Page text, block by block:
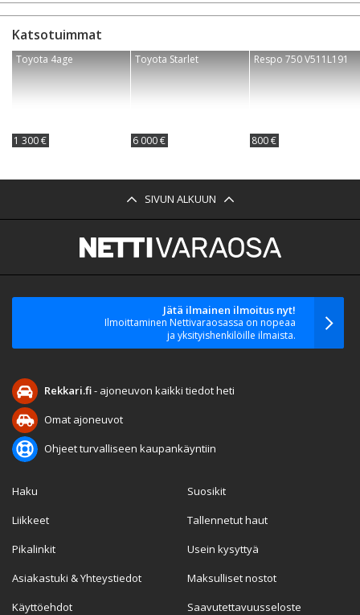
Katsotuimmat
Toyota 4age
1 300 €
Toyota Starlet
6 000 €
Respo 750 V511L191
800 €
SIVUN ALKUUN
Jätä ilmainen ilmoitus nyt!
Ilmoittaminen Nettivaraosassa on nopeaa
ja yksityishenkilöille ilmaista.
Rekkari.fi- ajoneuvon kaikki tiedot heti
Omat ajoneuvot
Ohjeet turvalliseen kaupankäyntiin
Haku
Liikkeet
Pikalinkit
Asiakastuki & Yhteystiedot
Käyttöehdot
Suosikit
Tallennetut haut
Usein kysyttyä
Maksulliset nostot
Saavutettavuusseloste